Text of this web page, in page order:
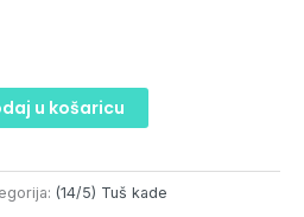
u košaricu
(14/5) Tuš kade